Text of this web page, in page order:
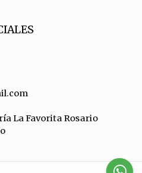
La Favorita Rosario